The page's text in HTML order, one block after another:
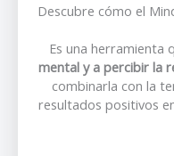
Descubre cómo el
Es una herramienta
mental y a percibir la
combinarla con la
resultados positivos